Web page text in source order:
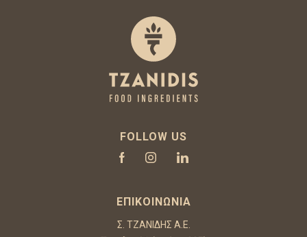
FOLLOW US
ΕΠΙΚΟΙΝΩΝΊΑ
Σ. ΤΖΑΝΙΔΗΣ Α.Ε.